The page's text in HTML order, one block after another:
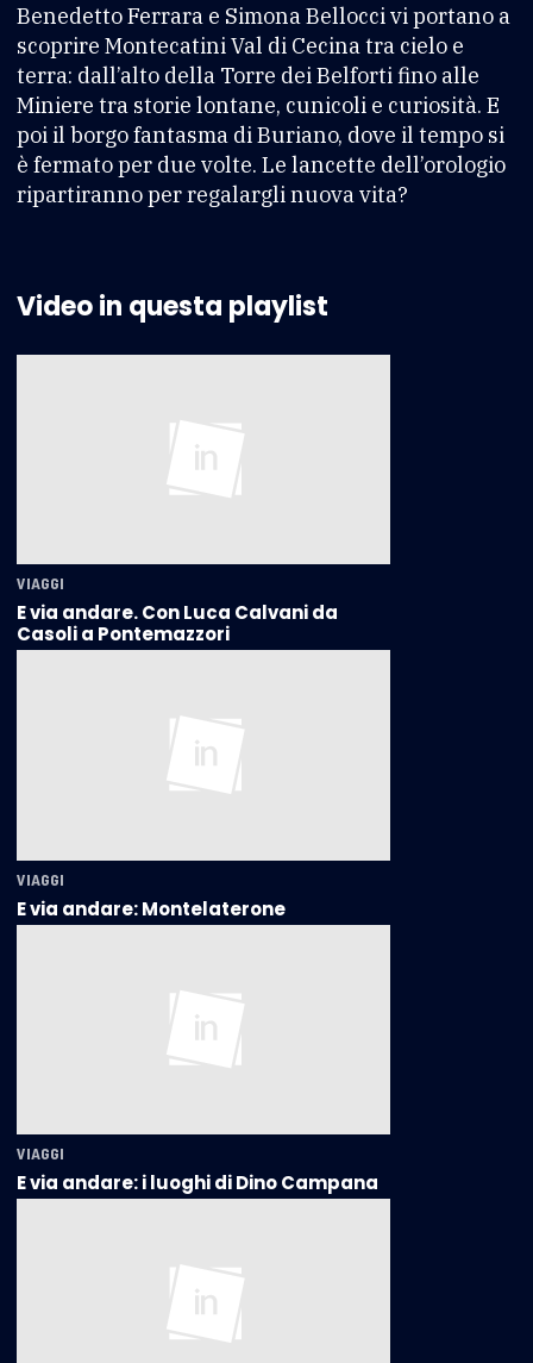
Benedetto Ferrara e Simona Bellocci vi portano a
scoprire Montecatini Val di Cecina tra cielo e
terra: dall’alto della Torre dei Belforti fino alle
Miniere tra storie lontane, cunicoli e curiosità. E
poi il borgo fantasma di Buriano, dove il tempo si
è fermato per due volte. Le lancette dell’orologio
ripartiranno per regalargli nuova vita?
Video in questa playlist
VIAGGI
E via andare. Con Luca Calvani da
Casoli a Pontemazzori
VIAGGI
E via andare: Montelaterone
VIAGGI
E via andare: i luoghi di Dino Campana